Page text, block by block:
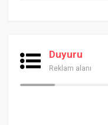
Duyuru
Reklam alanı